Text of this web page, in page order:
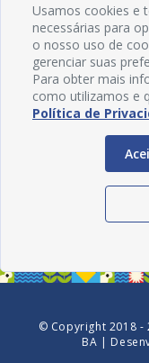
© Copyright 2018 -
BA |
Usamos cookies e
necessárias para
o nosso uso de
gerenciar suas
Para obter mais
como utilizamos e
Política de